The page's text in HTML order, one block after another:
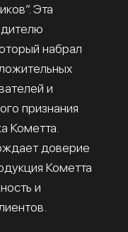
Эта
набрал
и
признания
Кометта.
доверие
Кометта
и